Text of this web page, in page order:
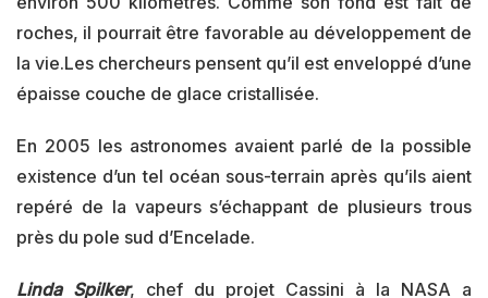
roches, il pourrait être favorable au développement de
la vie.Les chercheurs pensent qu’il est enveloppé d’une
épaisse couche de glace cristallisée.
En 2005 les astronomes avaient parlé de la possible
existence d’un tel océan sous-terrain après qu’ils aient
repéré de la vapeurs s’échappant de plusieurs trous
près du pole sud d’Encelade.
Linda Spilker, chef du projet Cassini à la NASA a